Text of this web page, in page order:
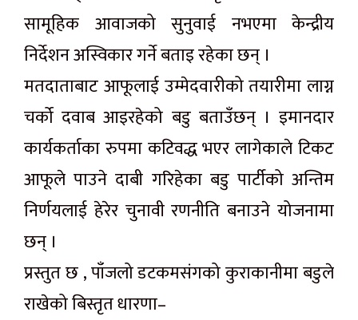
सामूहिक आवाजको सुनुवाई नभएमा केन्द्रीय
निर्देशन अस्विकार गर्ने बताइ रहेका छन् ।
मतदाताबाट आफूलाई उम्मेदवारीको तयारीमा लाग्न
चर्को दवाब आइरहेको बडु बताउँछन् । इमानदार
कार्यकर्ताका रुपमा कटिवद्ध भएर लागेकाले टिकट
आफूले पाउने दाबी गरिहेका बडु पार्टीको अन्तिम
निर्णयलाई हेरेर चुनावी रणनीति बनाउने योजनामा
छन् ।
प्रस्तुत छ , पाँजलो डटकमसंगको कुराकानीमा बडुले
राखेको बिस्तृत धारणा–